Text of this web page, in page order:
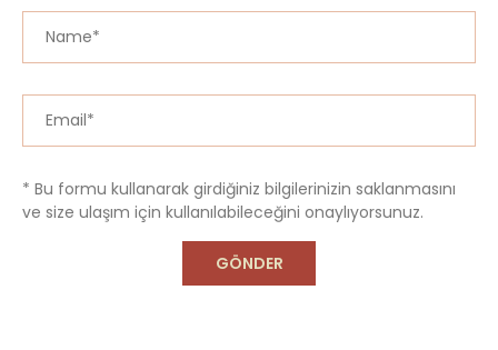
* Bu formu kullanarak girdiğiniz bilgilerinizin saklanmasını
ve size ulaşım için kullanılabileceğini onaylıyorsunuz.